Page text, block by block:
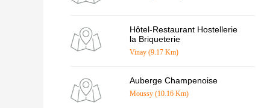
Hôtel-Restaurant Hostellerie
la Briqueterie
Vinay (9.17 Km)
Auberge Champenoise
Moussy (10.16 Km)